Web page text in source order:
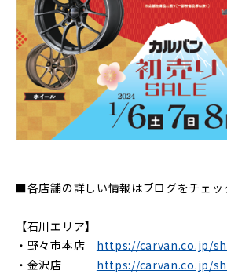
■各店舗の詳しい情報はブログをチェッ
【石川エリア】
・野々市本店 https://carvan.co.jp/
・金沢店 https://carvan.co.jp/